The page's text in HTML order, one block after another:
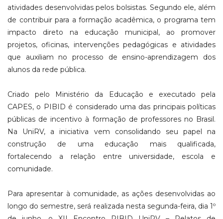
atividades desenvolvidas pelos bolsistas. Segundo ele, além
de contribuir para a formação acadêmica, o programa tem
impacto direto na educação municipal, ao promover
projetos, oficinas, intervenções pedagógicas e atividades
que auxiliam no processo de ensino-aprendizagem dos
alunos da rede pública.
Criado pelo Ministério da Educação e executado pela
CAPES, o PIBID é considerado uma das principais políticas
públicas de incentivo à formação de professores no Brasil.
Na UniRV, a iniciativa vem consolidando seu papel na
construção de uma educação mais qualificada,
fortalecendo a relação entre universidade, escola e
comunidade.
Para apresentar à comunidade, as ações desenvolvidas ao
longo do semestre, será realizada nesta segunda-feira, dia 1º